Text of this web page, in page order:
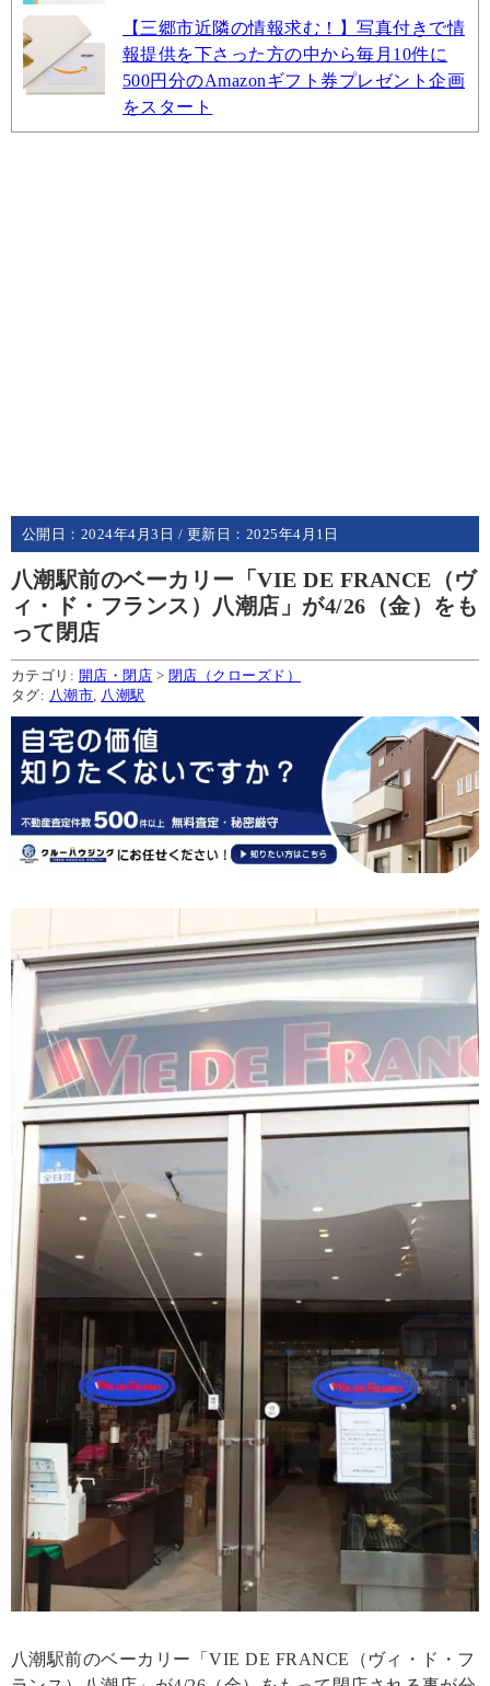
【三郷市近隣の情報求む！】写真付きで情
報提供を下さった方の中から毎月10件に
500円分のAmazonギフト券プレゼント企画
をスタート
公開日： 2024年4月3日 / 更新日： 2025年4月1日
八潮駅前のベーカリー「VIE DE FRANCE（ヴ
ィ・ド・フランス）八潮店」が4/26（金）をも
って閉店
カテゴリ: 開店・閉店 > 閉店（クローズド）
タグ: 八潮市, 八潮駅
八潮駅前のベーカリー「VIE DE FRANCE（ヴィ・ド・フ